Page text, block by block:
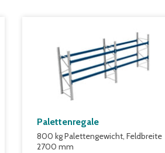
Palettenregale
800 kg Palettengewicht, Feldbreite
2700 mm